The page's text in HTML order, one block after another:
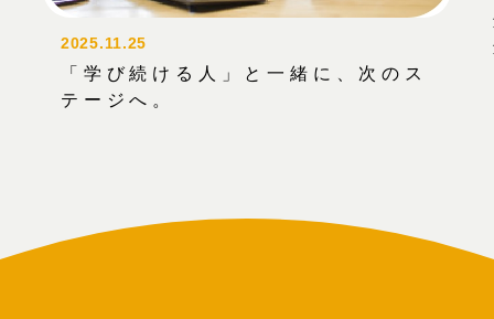
2025.11.25
「学び続ける人」と一緒に、次のス
テージへ。